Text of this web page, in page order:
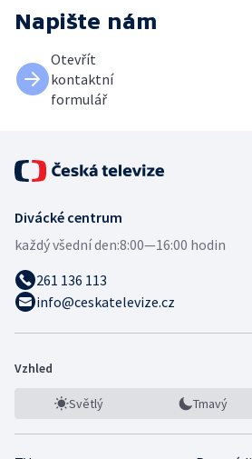
Napište nám
Otevřít
kontaktní
formulář
Divácké centrum
každý všední den:8:00—16:00 hodin
261 136 113
info@ceskatelevize.cz
Vzhled
Světlý Tmavý